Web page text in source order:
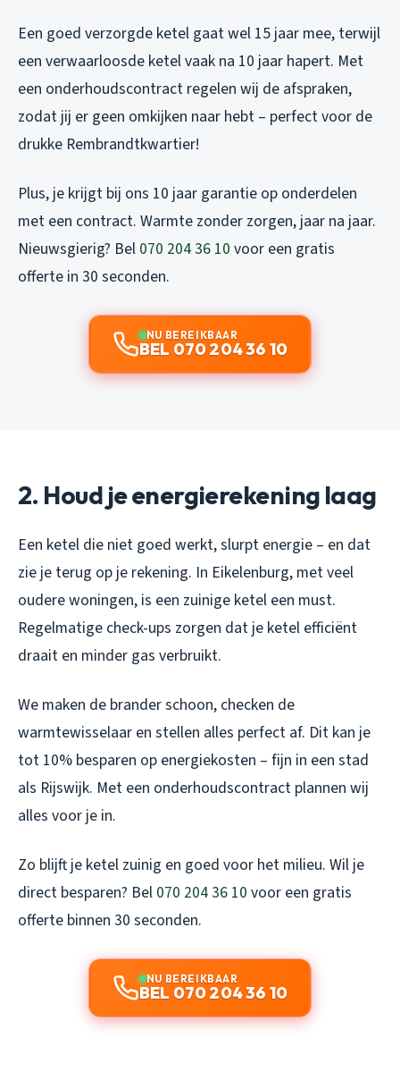
Een goed verzorgde ketel gaat wel 15 jaar mee, terwijl
een verwaarloosde ketel vaak na 10 jaar hapert. Met
een onderhoudscontract regelen wij de afspraken,
zodat jij er geen omkijken naar hebt – perfect voor de
drukke Rembrandtkwartier!
Plus, je krijgt bij ons 10 jaar garantie op onderdelen
met een contract. Warmte zonder zorgen, jaar na jaar.
Nieuwsgierig? Bel 070 204 36 10 voor een gratis
offerte in 30 seconden.
NU BEREIKBAAR
BEL 070 204 36 10
2. Houd je energierekening laag
Een ketel die niet goed werkt, slurpt energie – en dat
zie je terug op je rekening. In Eikelenburg, met veel
oudere woningen, is een zuinige ketel een must.
Regelmatige check-ups zorgen dat je ketel efficiënt
draait en minder gas verbruikt.
We maken de brander schoon, checken de
warmtewisselaar en stellen alles perfect af. Dit kan je
tot 10% besparen op energiekosten – fijn in een stad
als Rijswijk. Met een onderhoudscontract plannen wij
alles voor je in.
Zo blijft je ketel zuinig en goed voor het milieu. Wil je
direct besparen? Bel 070 204 36 10 voor een gratis
offerte binnen 30 seconden.
NU BEREIKBAAR
BEL 070 204 36 10